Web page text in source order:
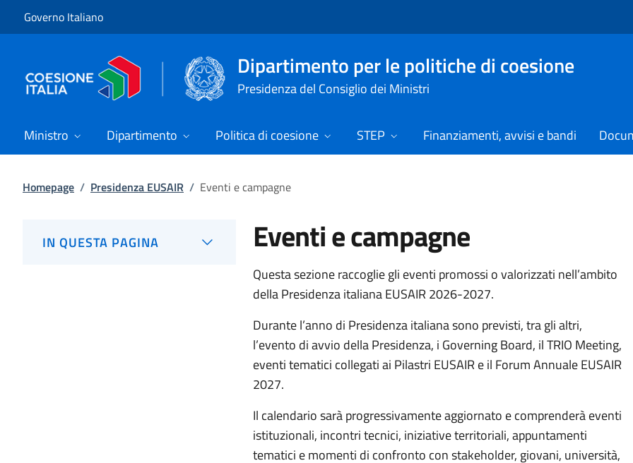
Governo Italiano
Dipartimento per le politiche di coesione
Presidenza del Consiglio dei Ministri
Ministro Dipartimento Politica di coesione STEP Finanziamenti, avvisi e bandi
Homepage / Presidenza EUSAIR / Eventi e campagne
IN QUESTA PAGINA Eventi e campagne
Questa sezione raccoglie gli eventi promossi o valorizzati nell’ambito
della Presidenza italiana EUSAIR 2026-2027.
Durante l’anno di Presidenza italiana sono previsti, tra gli altri,
l’evento di avvio della Presidenza, i GoverningBoard, il TRIO Meeting,
eventi tematici collegati ai Pilastri EUSAIR e il Forum Annuale EUSAIR
2027.
Il calendario sarà progressivamente aggiornato e comprenderà eventi
istituzionali, incontri tecnici, iniziative territoriali, appuntamenti
tematici e momenti di confronto con stakeholder, giovani, università,